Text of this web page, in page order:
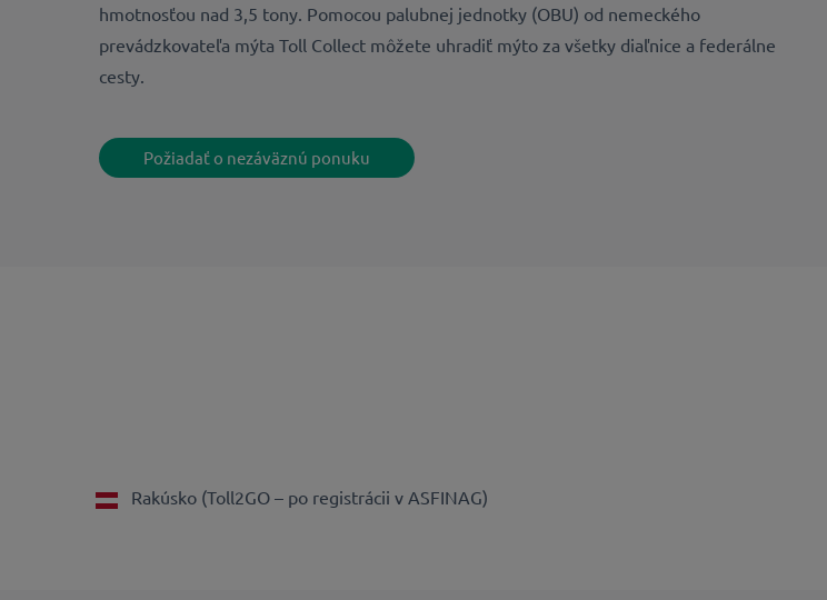
hmotnosťou nad 3,5 tony. Pomocou palubnej jednotky (OBU) od nemeckého
prevádzkovateľa mýta Toll Collect môžete uhradiť mýto za všetky diaľnice a federálne
cesty.
Požiadať o nezáväznú ponuku
Rakúsko (Toll2GO – po registrácii v ASFINAG)